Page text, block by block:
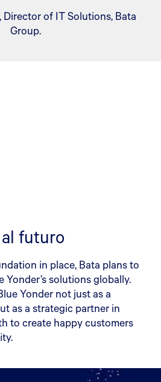
Director of IT Solutions, Bata
Group.
futuro
in place, Bata plans to
Yonder’s solutions globally.
Yonder not just as a
as a strategic partner in
to create happy customers